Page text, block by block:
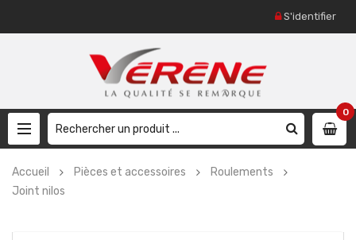
S'identifier
0
Accueil Pièces et accessoires
Roulements
Joint nilos